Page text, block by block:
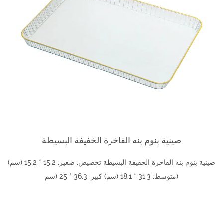
صينية بنوم بنه الفاخرة الخفيفة البسيطة
صينية بنوم بنه الفاخرة الخفيفة البسيطة تخصيص: صغير: 15.2 * 15.2 (سم)
متوسط: 31.3 * 18.1 (سم) كبير: 36.3 * 25 (سم)